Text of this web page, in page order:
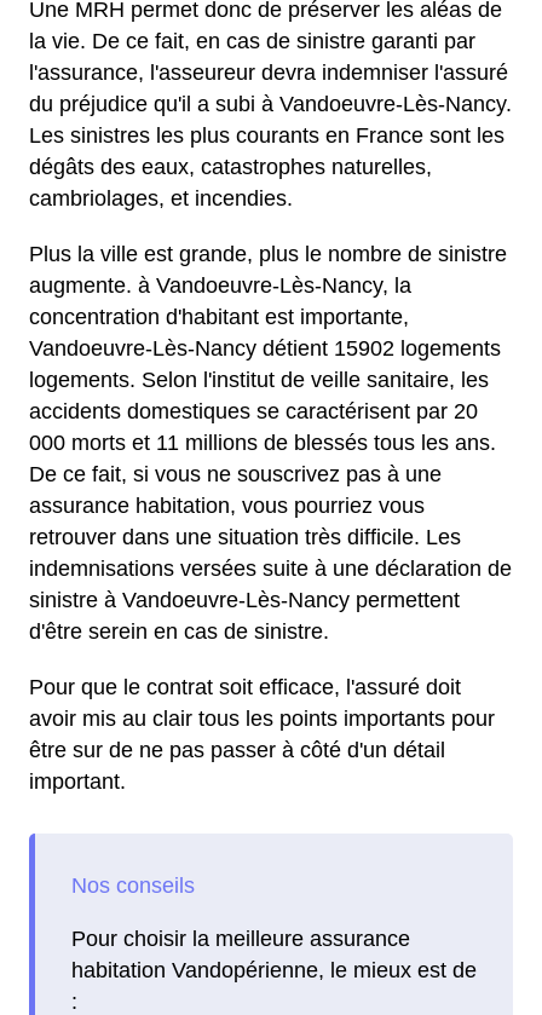
Une MRH permet donc de préserver les aléas de
la vie. De ce fait, en cas de sinistre garanti par
l'assurance, l'asseureur devra indemniser l'assuré
du préjudice qu'il a subi à Vandoeuvre-Lès-Nancy.
Les sinistres les plus courants en France sont les
dégâts des eaux, catastrophes naturelles,
cambriolages, et incendies.
Plus la ville est grande, plus le nombre de sinistre
augmente. à Vandoeuvre-Lès-Nancy, la
concentration d'habitant est importante,
Vandoeuvre-Lès-Nancy détient 15902 logements
logements. Selon l'institut de veille sanitaire, les
accidents domestiques se caractérisent par 20
000 morts et 11 millions de blessés tous les ans.
De ce fait, si vous ne souscrivez pas à une
assurance habitation, vous pourriez vous
retrouver dans une situation très difficile. Les
indemnisations versées suite à une déclaration de
sinistre à Vandoeuvre-Lès-Nancy permettent
d'être serein en cas de sinistre.
Pour que le contrat soit efficace, l'assuré doit
avoir mis au clair tous les points importants pour
être sur de ne pas passer à côté d'un détail
important.
Pour choisir la meilleure assurance
habitation Vandopérienne, le mieux est de
: